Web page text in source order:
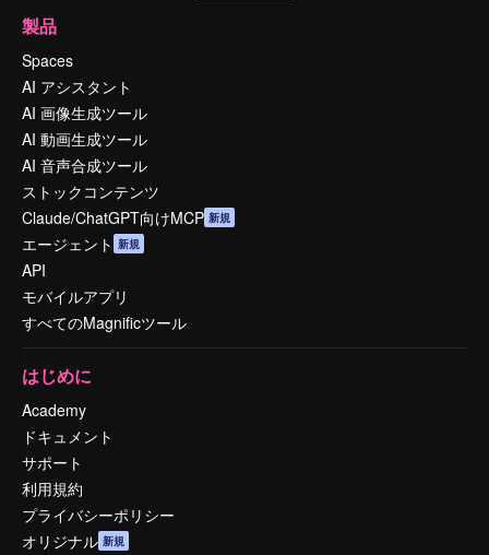
製品
Spaces
AI アシスタント
AI 画像生成ツール
AI 動画生成ツール
AI 音声合成ツール
ストックコンテンツ
Claude/ChatGPT向けMCP 新規
エージェント 新規
API
モバイルアプリ
すべてのMagnificツール
はじめに
Academy
ドキュメント
サポート
利用規約
プライバシーポリシー
オリジナル 新規